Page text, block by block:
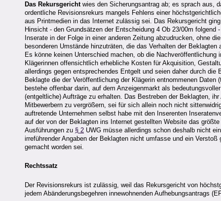
Das Rekursgerichtwies den Sicherungsantrag ab; es sprach aus,
ordentliche Revisionsrekurs mangels Fehlens einer
aus Printmedien in das Internet zulässig sei. Das Rekursgericht
Hinsicht - den Grundsätzen der Entscheidung 4 Ob 23/00m
Inserate in der Folge in einer anderen Zeitung abzudrucken, ohne
besonderen Umstände hinzuträten, die das Verhalten der
Es könne keinen Unterschied machen, ob die
Klägerinnen offensichtlich erhebliche Kosten für Akquisition,
allerdings gegen entsprechendes Entgelt und seien daher durch
Beklagte die der Veröffentlichung der Klägerin entnommenen
bestehe offenbar darin, auf dem Anzeigenmarkt als
(entgeltliche) Aufträge zu erhalten. Das Bestreben der Beklagten,
Mitbewerbern zu vergrößern, sei für sich allein noch nicht
auftretende Unternehmen selbst habe mit den Inserenten
auf der von der Beklagten ins Internet gestellten Website das
Ausführungen zu § 2 UWG müsse allerdings schon deshalb nicht
irreführender Angaben der Beklagten nicht umfasse und ein
gemacht worden sei.
Rechtssatz
Der Revisionsrekurs ist zulässig, weil das Rekursgericht von
jedem Abänderungsbegehren innewohnenden Aufhebungsantrags